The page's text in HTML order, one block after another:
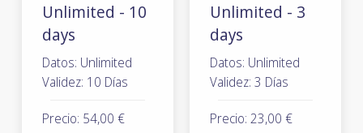
Unlimited - 10
days
Datos: Unlimited
Validez: 10 Días
Precio: 54,00 €
Unlimited - 3
days
Datos: Unlimited
Validez: 3 Días
Precio: 23,00 €